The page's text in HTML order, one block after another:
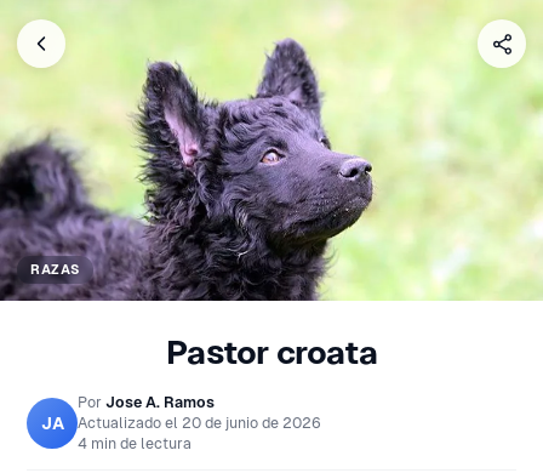
RAZAS
Pastor croata
JA
Por Jose A. Ramos
Actualizado el 20 de junio de 2026
4 min de lectura